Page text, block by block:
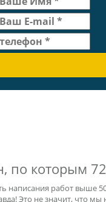
по которым
Это не значит, что